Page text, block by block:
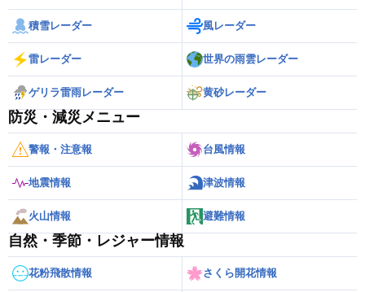
積雪レーダー 風レーダー
雷レーダー 世界の雨雲レーダー
ゲリラ雷雨レーダー 黄砂レーダー
防災・減災メニュー
警報・注意報 台風情報
地震情報 津波情報
火山情報 避難情報
自然・季節・レジャー情報
花粉飛散情報 さくら開花情報